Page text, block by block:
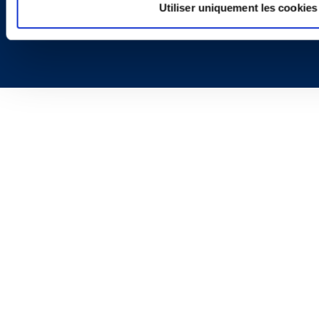
Utiliser uniquement les
Copyright © 2026 | Ogletree Deakins